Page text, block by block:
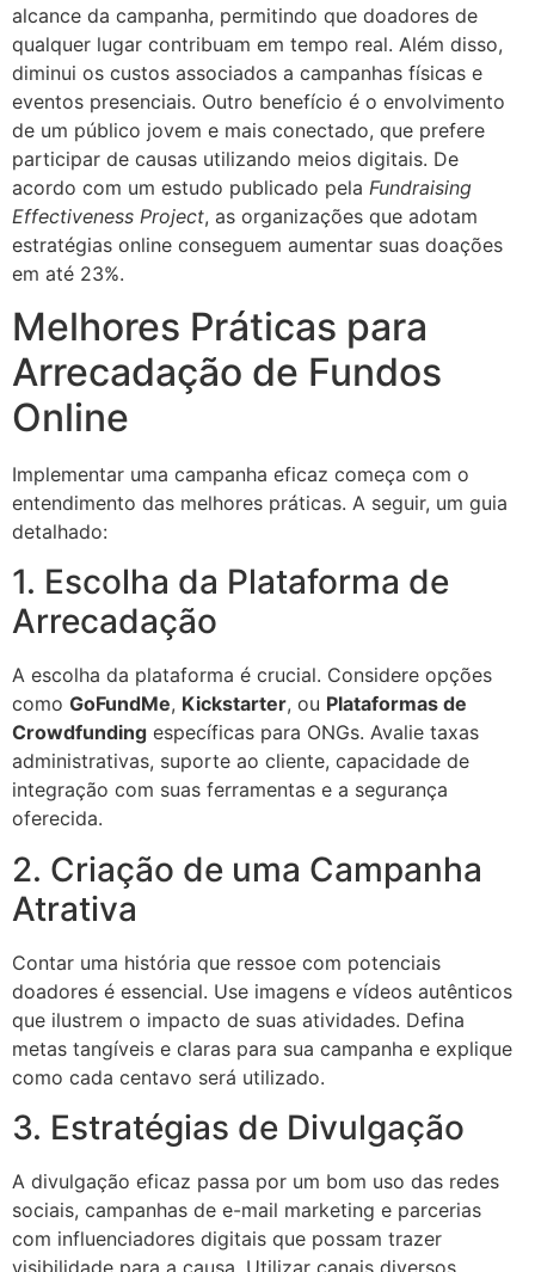
alcance da campanha, permitindo que doadores de
qualquer lugar contribuam em tempo real. Além disso,
diminui os custos associados a campanhas físicas e
eventos presenciais. Outro benefício é o envolvimento
de um público jovem e mais conectado, que prefere
participar de causas utilizando meios digitais. De
acordo com um estudo publicado pela Fundraising
Effectiveness Project, as organizações que adotam
estratégias online conseguem aumentar suas doações
em até 23%.
Melhores Práticas para
Arrecadação de Fundos
Online
Implementar uma campanha eficaz começa com o
entendimento das melhores práticas. A seguir, um guia
detalhado:
1. Escolha da Plataforma de
Arrecadação
A escolha da plataforma é crucial. Considere opções
como GoFundMe, Kickstarter, ou Plataformas de
Crowdfunding específicas para ONGs. Avalie taxas
administrativas, suporte ao cliente, capacidade de
integração com suas ferramentas e a segurança
oferecida.
2. Criação de uma Campanha
Atrativa
Contar uma história que ressoe com potenciais
doadores é essencial. Use imagens e vídeos autênticos
que ilustrem o impacto de suas atividades. Defina
metas tangíveis e claras para sua campanha e explique
como cada centavo será utilizado.
3. Estratégias de Divulgação
A divulgação eficaz passa por um bom uso das redes
sociais, campanhas de e-mail marketing e parcerias
com influenciadores digitais que possam trazer